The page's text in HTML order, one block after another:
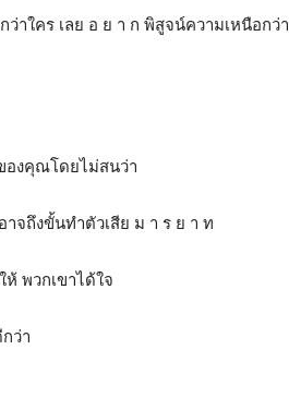
ว่าใคร เลย อ ย า ก พิสูจน์ความเหนือกว่า
องคุณโดยไม่สนว่า
จถึงขั้นทำตัวเสีย ม า ร ย า ท
พวกเขาได้ใจ
ว่า